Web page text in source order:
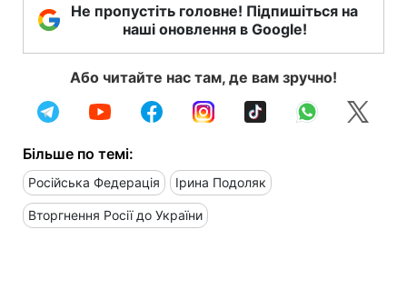
Не пропустіть головне! Підпишіться на
наші оновлення в Google!
Або читайте нас там, де вам зручно!
Більше по темі:
Російська Федерація Ірина Подоляк
Вторгнення Росії до України